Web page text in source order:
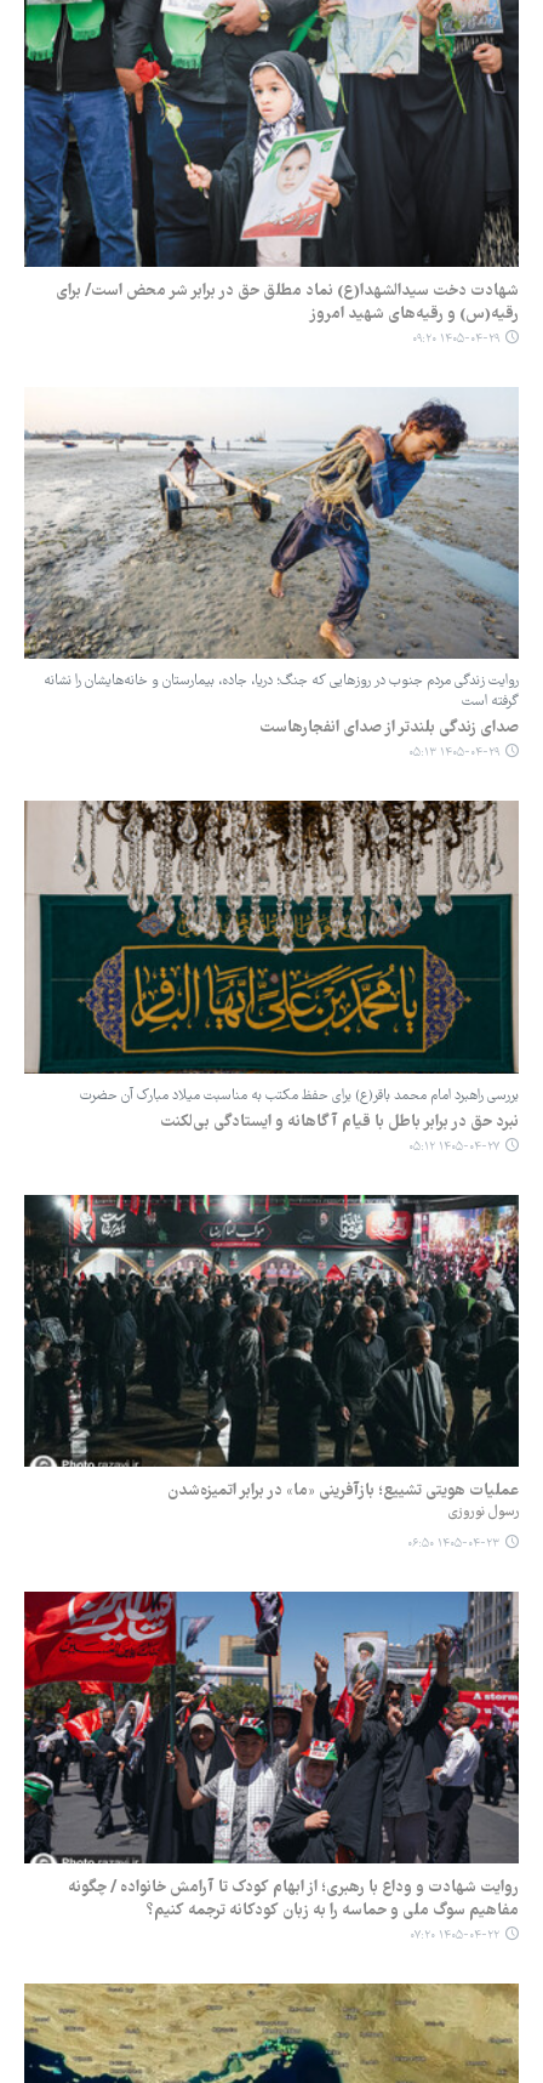
شهادت دخت سیدالشهدا(ع) نماد مطلق حق در برابر شر محض است/ برای
رقیه(س) و رقیه‌های شهید امروز
۱۴۰۵-۰۴-۲۹ ۰۹:۲۰
روایت زندگی مردم جنوب در روزهایی که جنگ؛ دریا، جاده، بیمارستان و خانه‌هایشان را نشانه
گرفته است
صدای زندگی بلندتر از صدای انفجارهاست
۱۴۰۵-۰۴-۲۹ ۰۵:۱۳
بررسی راهبرد امام محمد باقر(ع) برای حفظ مکتب به مناسبت میلاد مبارک آن حضرت
نبرد حق در برابر باطل با قیام آگاهانه و ایستادگی بی‌لکنت
۱۴۰۵-۰۴-۲۷ ۰۵:۱۲
عملیات هویتی تشییع؛ بازآفرینی «ما» در برابر اتمیزه‌شدن
رسول نوروزی
۱۴۰۵-۰۴-۲۳ ۰۶:۵۰
روایت شهادت و وداع با رهبری؛ از ابهام کودک تا آرامش خانواده / چگونه
مفاهیم سوگ ملی و حماسه را به زبان کودکانه ترجمه کنیم؟
۱۴۰۵-۰۴-۲۲ ۰۷:۲۰